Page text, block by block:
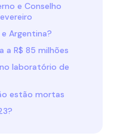
e Conselho
Argentina?
a R$ 85 milhões
laboratório de
estão mortas